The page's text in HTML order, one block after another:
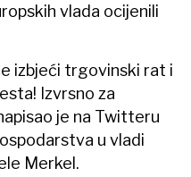
vlada ocijenili
izbjeći trgovinski rat i
Izvrsno za
je na Twitteru
u vladi
Merkel.